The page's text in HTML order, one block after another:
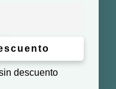
descuento